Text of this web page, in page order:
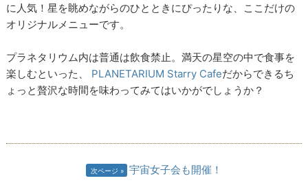
に人気！星を眺めながらのひとときにぴったりな、ここだけの
オリジナルメニューです。
プラネタリウム内は普通は飲食禁止。満天の星空の中で食事を
楽しむといった、 PLANETARIUM Starry Cafeだからできるち
ょっと贅沢な時間を味わってみてはいかがでしょうか？
次ページ 宇宙女子会も開催！